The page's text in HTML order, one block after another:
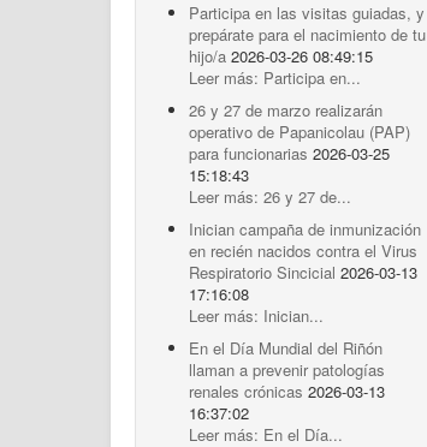
Participa en las visitas guiadas, y
prepárate para el nacimiento de tu
hijo/a 2026-03-26 08:49:15
Leer más: Participa en...
26 y 27 de marzo realizarán
operativo de Papanicolau (PAP)
para funcionarias 2026-03-25
15:18:43
Leer más: 26 y 27 de...
Inician campaña de inmunización
en recién nacidos contra el Virus
Respiratorio Sincicial 2026-03-13
17:16:08
Leer más: Inician...
En el Día Mundial del Riñón
llaman a prevenir patologías
renales crónicas 2026-03-13
16:37:02
Leer más: En el Día...